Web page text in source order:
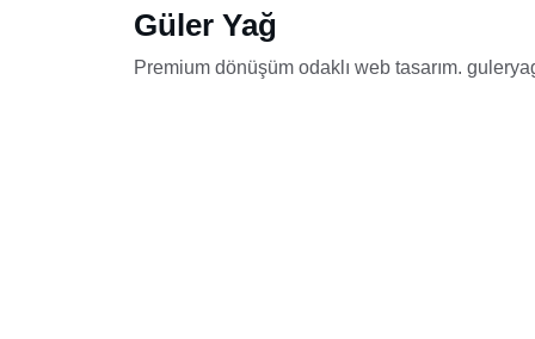
Güler Yağ
Premium dönüşüm odaklı web tasarım.